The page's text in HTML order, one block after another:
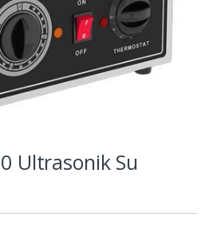
Ultrasonik Su